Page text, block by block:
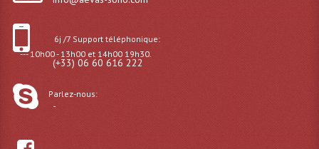
Laser Multi-Points
Lasers (Effets Volumetriques)
6j /7 Support téléphonique:
--- 10h00 - 13h00 et 14h00 19h30.
(+33) 06 60 616 222
Parlez-nous:
-